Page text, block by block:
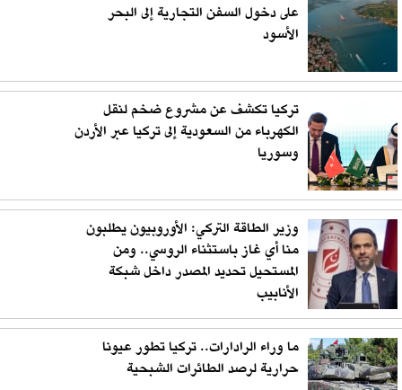
على دخول السفن التجارية إلى البحر
الأسود
تركيا تكشف عن مشروع ضخم لنقل
الكهرباء من السعودية إلى تركيا عبر الأردن
وسوريا
وزير الطاقة التركي: الأوروبيون يطلبون
منا أي غاز باستثناء الروسي.. ومن
المستحيل تحديد المصدر داخل شبكة
الأنابيب
ما وراء الرادارات.. تركيا تطور عيونا
حرارية لرصد الطائرات الشبحية